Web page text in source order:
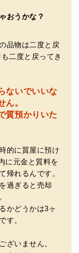
の時点で数千
のメールでの見積
した。 対応も丁
れるのかな…?と
業トークも一切
おうかな？
品物は二度と戻
二度と戻ってき
ないでいいな
ん。
質預かりいた
的に質屋に預け
に元金と質料を
帰れるんです。
過ぎると売却
かどうかは3ヶ
す。
ざいません。